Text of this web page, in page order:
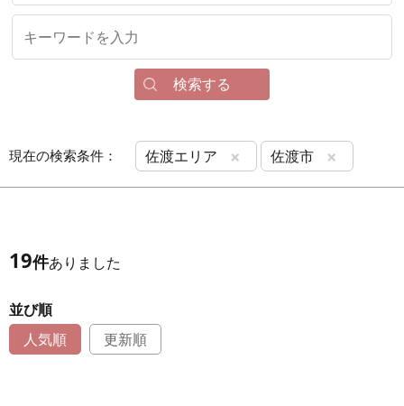
検索する
現在の検索条件： 佐渡エリア × 佐渡市 ×
19件ありました
並び順
人気順
更新順